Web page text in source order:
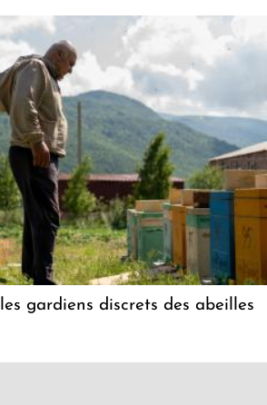
gardiens discrets des abeilles